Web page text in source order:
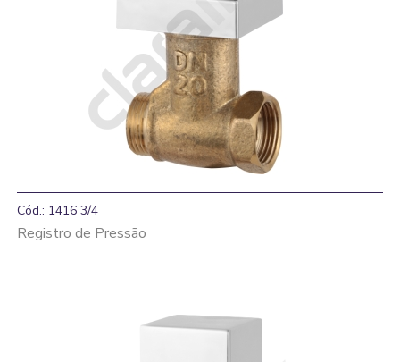
Cód.: 1416 3/4
Registro de Pressão